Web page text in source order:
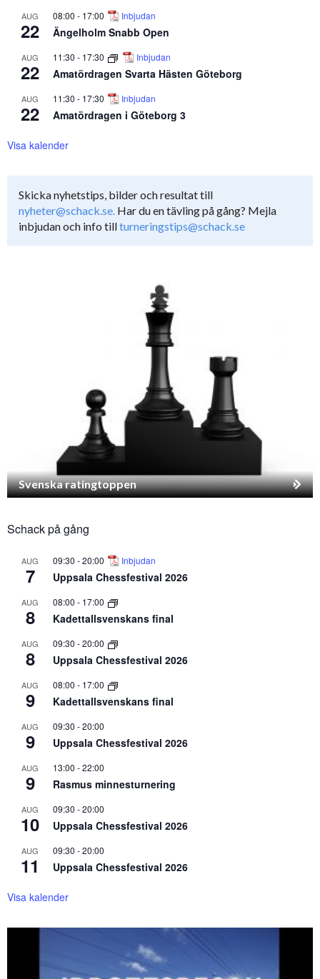
AUG
22
08:00 - 17:00 Inbjudan
Ängelholm Snabb Open
AUG
22
11:30 - 17:30 Inbjudan
Amatördragen Svarta Hästen Göteborg
AUG
22
11:30 - 17:30 Inbjudan
Amatördragen i Göteborg 3
Visa kalender
Skicka nyhetstips, bilder och resultat till
nyheter@schack.se. Har du en tävling på gång? Mejla
inbjudan och info tillturneringstips@schack.se
Svenska ratingtoppen
Schack på gång
AUG
7
09:30 -20:00 Inbjudan
Uppsala Chessfestival 2026
AUG
8
08:00 - 17:00
Kadettallsvenskans final
AUG
8
09:30 -20:00
Uppsala Chessfestival 2026
AUG
9
08:00 - 17:00
Kadettallsvenskans final
AUG
9
09:30 -20:00
Uppsala Chessfestival 2026
AUG
9
13:00 -22:00
Rasmus minnesturnering
AUG
10
09:30 -20:00
Uppsala Chessfestival 2026
AUG
11
09:30 -20:00
Uppsala Chessfestival 2026
Visa kalender